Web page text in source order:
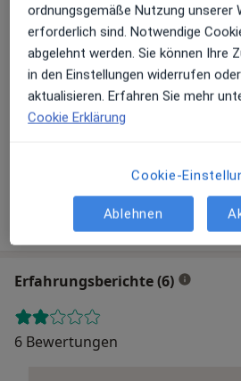
Zu Google
Klinikum am Plattenwald Klinik für
Unfallchirurgie, Wirbelsäulenchirurgie
Gesetzlich versichert
Privat versichert
Erfahrungsberichte (6)
6 Bewertungen
ordnungsgemäße Nutzung unserer
erforderlich sind. Notwendige
abgelehnt werden. Sie können Ihre
in den Einstellungen widerrufen
aktualisieren. Erfahren Sie mehr
Cookie Erklärung
Cookie-
Ablehnen